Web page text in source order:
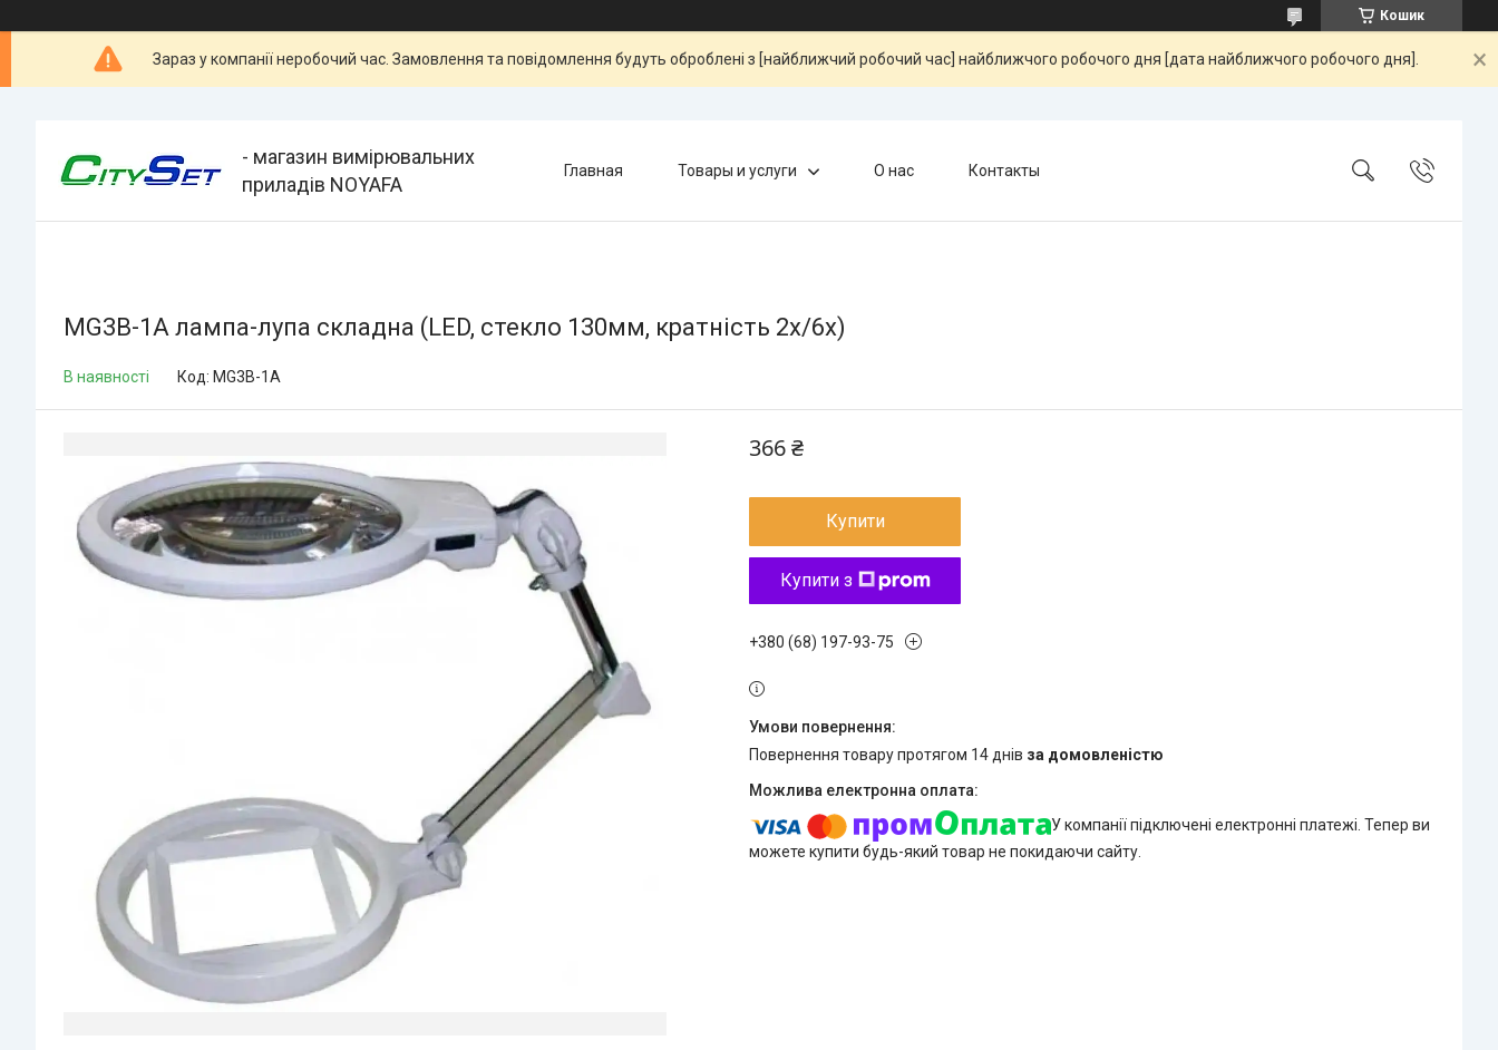
Кошик
Зараз у компанії неробочий час. Замовлення та повідомлення будуть оброблені з [найближчий робочий час] найближчого робочого дня [дата найближчого робочого дня].
- магазин вимірювальних
приладів NOYAFA
Главная Товары и услуги О нас Контакты
MG3B-1A лампа-лупа складна (LED, стекло 130мм, кратність 2х/6х)
В наявності Код: MG3B-1A
366 ₴
Купити
Купити з
+380 (68) 197-93-75
повернення товару протягом 14 днів за домовленістю
У компанії підключені електронні платежі. Тепер ви
можете купити будь-який товар не покидаючи сайту.